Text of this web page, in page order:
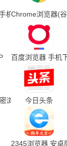
机下载
Chrome浏览器(
百度浏览器 手机
浏览器手机下载)
今日头条
2345浏览器 安卓